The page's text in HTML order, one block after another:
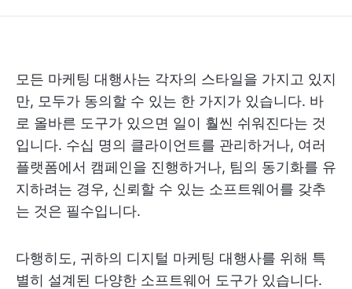
모든 마케팅 대행사는 각자의 스타일을 가지고 있지
만, 모두가 동의할 수 있는 한 가지가 있습니다. 바
로 올바른 도구가 있으면 일이 훨씬 쉬워진다는 것
입니다. 수십 명의 클라이언트를 관리하거나, 여러
플랫폼에서 캠페인을 진행하거나, 팀의 동기화를 유
지하려는 경우, 신뢰할 수 있는 소프트웨어를 갖추
는 것은 필수입니다.
다행히도, 귀하의 디지털 마케팅 대행사를 위해 특
별히 설계된 다양한 소프트웨어 도구가 있습니다.